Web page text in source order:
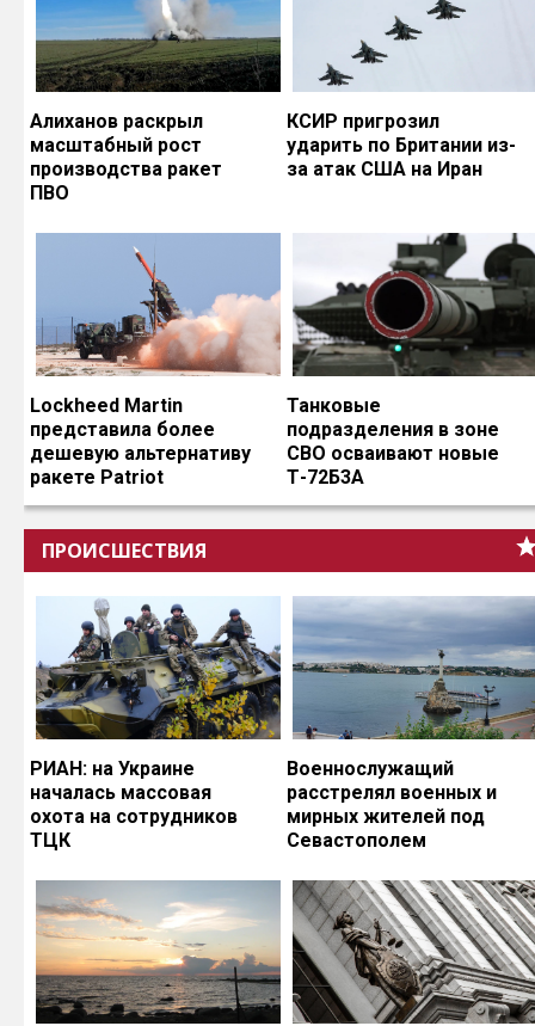
Алиханов раскрыл
масштабный рост
производства ракет
ПВО
КСИР пригрозил
ударить по Британии из-
за атак США на Иран
Lockheed Martin
представила более
дешевую альтернативу
ракете Patriot
Танковые
подразделения в зоне
СВО осваивают новые
Т-72Б3А
ПРОИСШЕСТВИЯ
РИАН: на Украине
началась массовая
охота на сотрудников
ТЦК
Военнослужащий
расстрелял военных и
мирных жителей под
Севастополем